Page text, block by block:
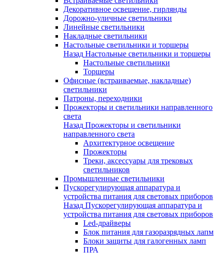
Декоративное освещение, гирлянды
Дорожно-уличные светильники
Линейные светильники
Накладные светильники
Настольные светильники и торшеры
Назад Настольные светильники и торшеры
Настольные светильники
Торшеры
Офисные (встраиваемые, накладные)
светильники
Патроны, переходники
Прожекторы и светильники направленного
света
Назад Прожекторы и светильники
направленного света
Архитектурное освещение
Прожекторы
Треки, аксессуары для трековых
светильников
Промышленные светильники
Пускорегулирующая аппаратура и
устройства питания для световых приборов
Назад Пускорегулирующая аппаратура и
устройства питания для световых приборов
Led-драйверы
Блок питания для газоразрядных лапм
Блоки защиты для галогенных ламп
ПРА